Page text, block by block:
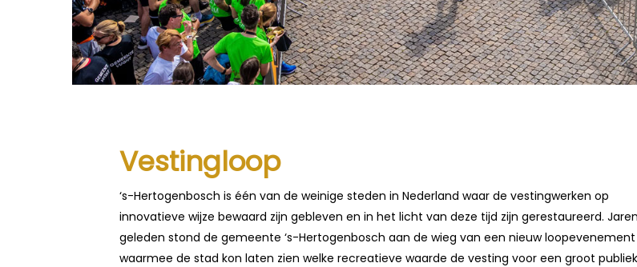
Vestingloop
‘s-Hertogenbosch is één van de weinige steden in Nederland waar de vestingwerken op
innovatieve wijze bewaard zijn gebleven en in het licht van deze tijd zijn gerestaureerd. Jaren
geleden stond de gemeente ‘s-Hertogenbosch aan de wieg van een nieuw loopevenement
waarmee de stad kon laten zien welke recreatieve waarde de vesting voor een groot publiek